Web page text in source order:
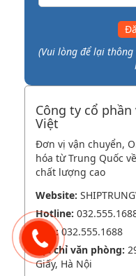
(Vui lòng để lại
Công ty cổ
Việt
Đơn vị vận chuyển,
hóa từ Trung Quốc
chất lượng cao
Website:
Hotline:
Zalo:032.555.1688
Địa chỉ văn phòng:
Giấy, Hà Nội